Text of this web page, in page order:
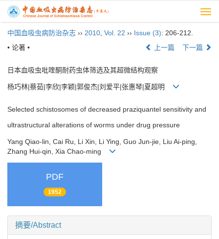
中国血吸虫病防治杂志 ›› 2010 Vol. 22 ›› Issue (3): 206-212.
• 论著 •
上一篇 下一篇
日本血吸虫吡喹酮耐药虫体筛选及其超微结构观察
杨巧林|蔡茹|李欣|李颖|郭俊杰|刘爱平|张惠琴|夏超明
Selected schistosomes of decreased praziquantel sensitivity and
ultrastructural alterations of worms under drug pressure
Yang Qiao-lin, Cai Ru, Li Xin, Li Ying, Guo Jun-jie, Liu Ai-ping,
Zhang Hui-qin, Xia Chao-ming
PDF
1952
摘要/Abstract